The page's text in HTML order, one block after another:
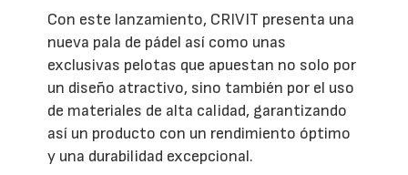
Con este lanzamiento, CRIVIT presenta una
nueva pala de pádel así como unas
exclusivas pelotas que apuestan no solo por
un diseño atractivo, sino también por el uso
de materiales de alta calidad, garantizando
así un producto con un rendimiento óptimo
y una durabilidad excepcional.